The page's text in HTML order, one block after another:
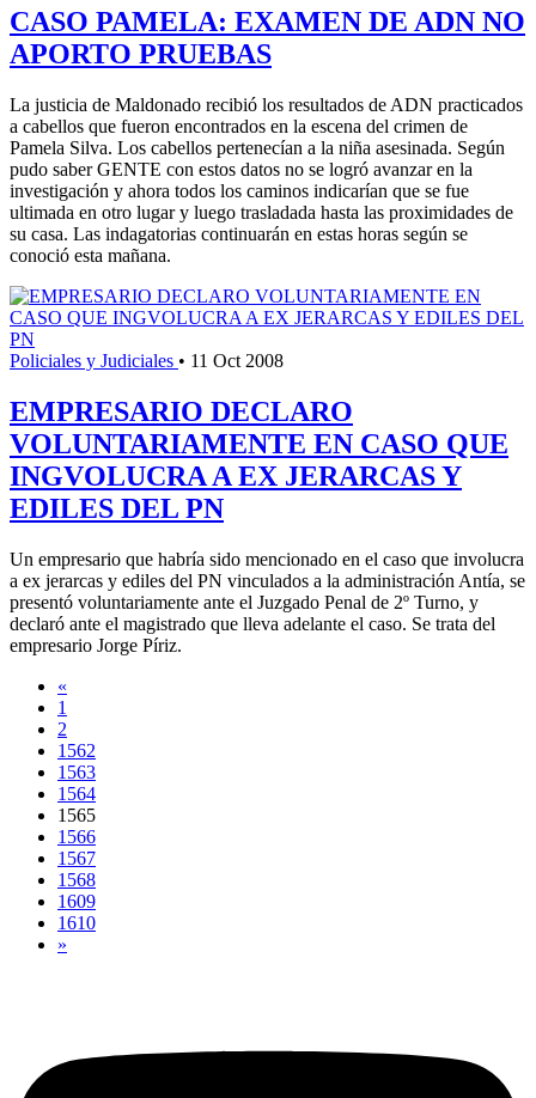
CASO PAMELA: EXAMEN DE ADN NO
APORTO PRUEBAS
La justicia de Maldonado recibió los resultados de ADN practicados
a cabellos que fueron encontrados en la escena del crimen de
Pamela Silva. Los cabellos pertenecían a la niña asesinada. Según
pudo saber GENTE con estos datos no se logró avanzar en la
investigación y ahora todos los caminos indicarían que se fue
ultimada en otro lugar y luego trasladada hasta las proximidades de
su casa. Las indagatorias continuarán en estas horas según se
conoció esta mañana.
Policiales y Judiciales • 11 Oct 2008
EMPRESARIO DECLARO
VOLUNTARIAMENTE EN CASO QUE
INGVOLUCRA A EX JERARCAS Y
EDILES DEL PN
Un empresario que habría sido mencionado en el caso que involucra
a ex jerarcas y ediles del PN vinculados a la administración Antía, se
presentó voluntariamente ante el Juzgado Penal de 2º Turno, y
declaró ante el magistrado que lleva adelante el caso. Se trata del
empresario Jorge Píriz.
«
1
2
1562
1563
1564
1565
1566
1567
1568
1609
1610
»